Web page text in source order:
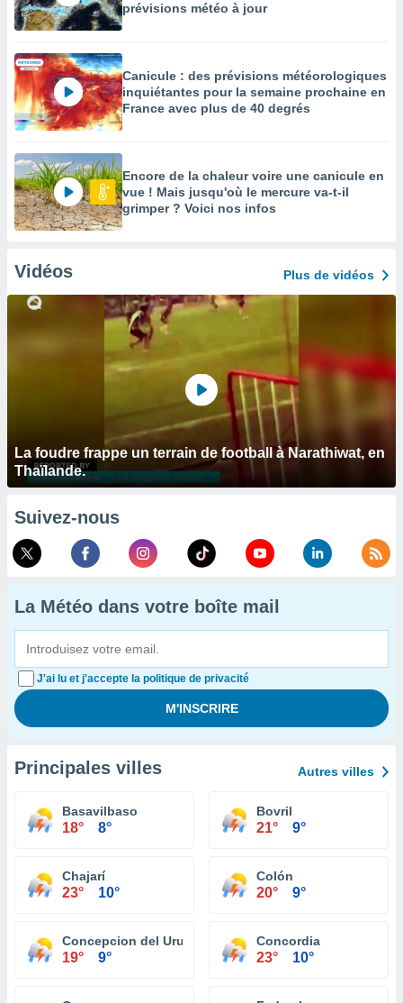
prévisions météo à jour
Canicule : des prévisions météorologiques
inquiétantes pour la semaine prochaine en
France avec plus de 40 degrés
Encore de la chaleur voire une canicule en
vue ! Mais jusqu'où le mercure va-t-il
grimper ? Voici nos infos
Vidéos Plus de vidéos
La foudre frappe un terrain de football à Narathiwat, en
Thaïlande.
Suivez-nous
La Météo dans votre boîte mail
J'ai lu et j'accepte la politique de privacité
Principales villes Autres villes
Basavilbaso
18° 8°
Bovril
21° 9°
Chajarí
23° 10°
Colón
20° 9°
Concepcion del Uruguay
19° 9°
Concordia
23° 10°